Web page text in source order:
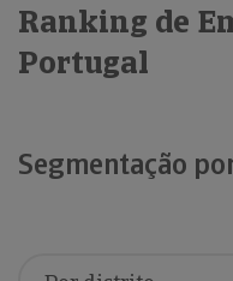
Ranking de
Portugal
Segmentação